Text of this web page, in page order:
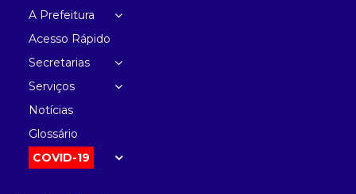
A Prefeitura
Acesso Rápido
Secretarias
Serviços
Notícias
Glossário
COVID-19